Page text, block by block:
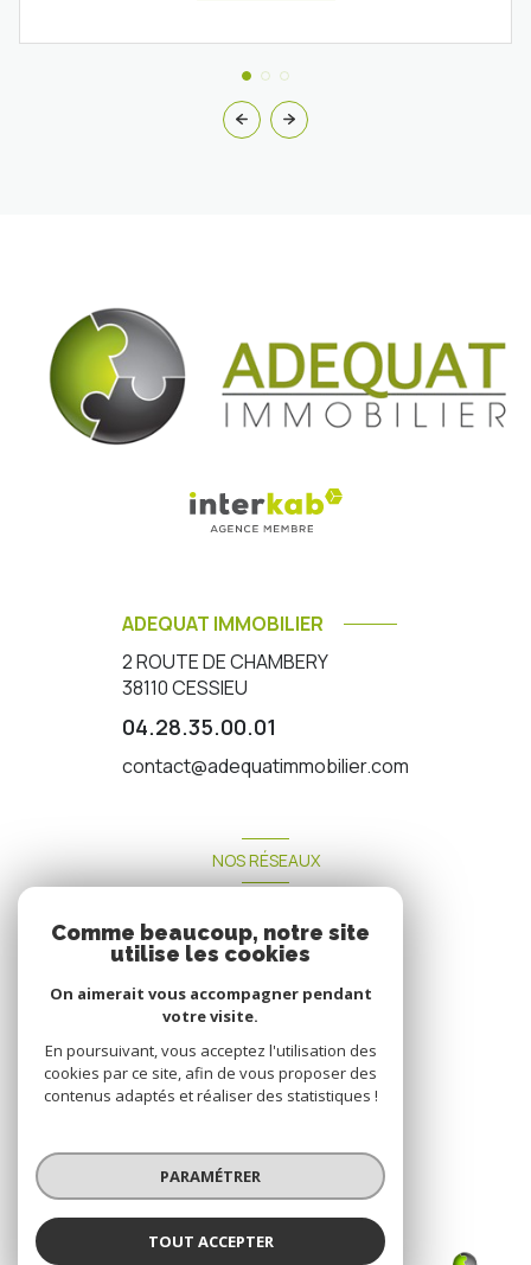
ADEQUAT IMMOBILIER
2 ROUTE DE CHAMBERY
38110CESSIEU
04.28.35.00.01
contact@adequatimmobilier.com
NOS RÉSEAUX
ADHÉRENTS
Comme beaucoup, notre site
utilise les cookies
On aimerait vous accompagner pendant
votre visite.
En poursuivant, vous acceptez l'utilisation des
cookies par ce site, afin de vous proposer des
contenus adaptés et réaliser des statistiques !
PARAMÉTRER
TOUT ACCEPTER